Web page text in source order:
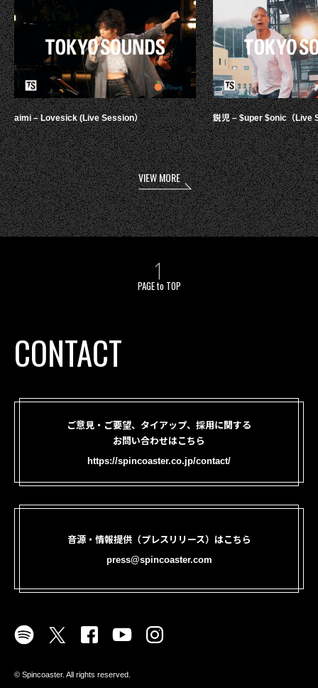
aimi – Lovesick (Live Session） 鋭児 – $uper $onic（Live
VIEW MORE
PAGE to TOP
CONTACT
ご意見・ご要望、タイアップ、採用に関する
お問い合わせはこちら
https://spincoaster.co.jp/contact/
音源・情報提供（プレスリリース）はこちら
press@spincoaster.com
©︎ Spincoaster. All rights reserved.